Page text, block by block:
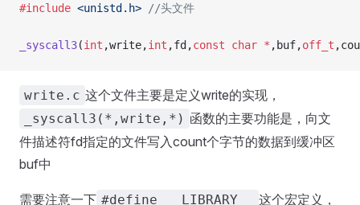
#include <unistd.h> //头文件
_syscall3(int ,write,int ,fd,const char * ,buf,off_t
write.c 这个文件主要是定义write的实现，
_syscall3(*,write,*) 函数的主要功能是，向文
件描述符fd指定的文件写入count个字节的数据到缓冲区
buf中
需要注意一下 #define __LIBRARY__
这个宏定义，